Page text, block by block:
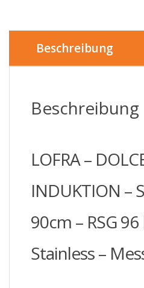
OVEN
RSG
Messing
Menge
Beschreibung
Beschreibung
LOFRA –
INDUKTION –
90cm – RSG
Stainless –